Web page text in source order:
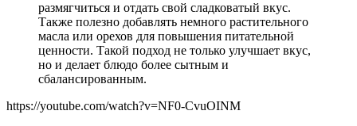
размягчиться и отдать свой сладковатый вкус.
Также полезно добавлять немного растительного
масла или орехов для повышения питательной
ценности. Такой подход не только улучшает вкус,
но и делает блюдо более сытным и
сбалансированным.
https://youtube.com/watch?v=NF0-CvuOINM